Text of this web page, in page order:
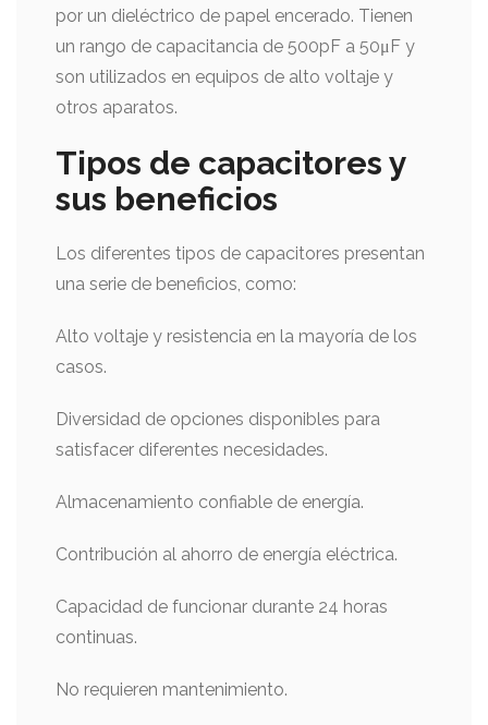
por un dieléctrico de papel encerado. Tienen
un rango de capacitancia de 500pF a 50μF y
son utilizados en equipos de alto voltaje y
otros aparatos.
Tipos de capacitores y
sus beneficios
Los diferentes tipos de capacitores presentan
una serie de beneficios, como:
Alto voltaje y resistencia en la mayoría de los
casos.
Diversidad de opciones disponibles para
satisfacer diferentes necesidades.
Almacenamiento confiable de energía.
Contribución al ahorro de energía eléctrica.
Capacidad de funcionar durante 24 horas
continuas.
No requieren mantenimiento.